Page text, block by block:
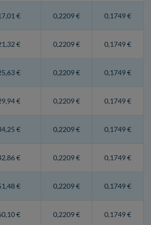
€ 0,2209 € 0,1749 €
€ 0,2209 € 0,1749 €
€ 0,2209 € 0,1749 €
€ 0,2209 € 0,1749 €
€ 0,2209 € 0,1749 €
€ 0,2209 € 0,1749 €
€ 0,2209 € 0,1749 €
€ 0,2209 € 0,1749 €